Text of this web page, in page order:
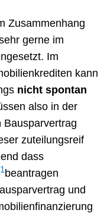
Zusammenhang
gerne im
Im
kann
nicht spontan
also in der
Bausparvertrag
zuteilungsreif
dass
1beantragen
und